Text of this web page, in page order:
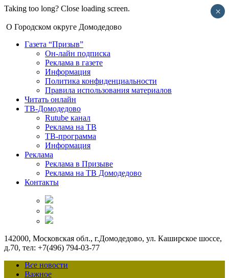
Taking too long? Close loading screen.
О Городском округе Домодедово
Газета “Призыв”
Он-лайн подписка
Реклама в газете
Информация
Политика конфиденциальности
Правила использования материалов
Читать онлайн
ТВ-Домодедово
Rutube канал
Реклама на ТВ
ТВ-программа
Информация
Реклама
Реклама в Призыве
Реклама на ТВ Домодедово
Контакты
142000, Московская обл., г.Домодедово, ул. Каширское шоссе,
д.70, тел: +7(496) 794-03-77
Все новости
Важное
×